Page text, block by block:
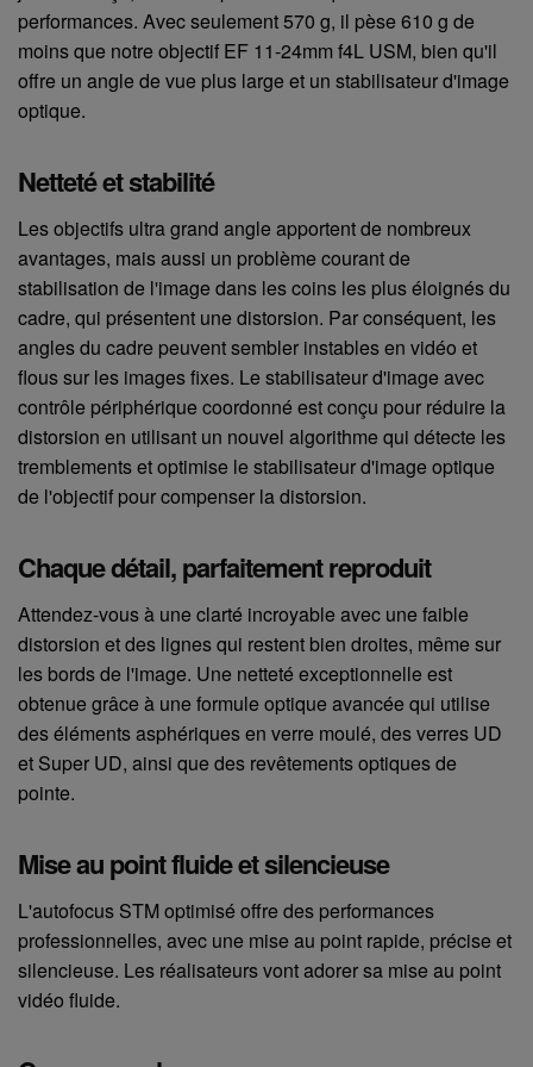
performances. Avec seulement 570 g, il pèse 610 g de
moins que notre objectif EF 11-24mm f4L USM, bien qu'il
offre un angle de vue plus large et un stabilisateur d'image
optique.
Netteté et stabilité
Les objectifs ultra grand angle apportent de nombreux
avantages, mais aussi un problème courant de
stabilisation de l'image dans les coins les plus éloignés du
cadre, qui présentent une distorsion. Par conséquent, les
angles du cadre peuvent sembler instables en vidéo et
flous sur les images fixes. Le stabilisateur d'image avec
contrôle périphérique coordonné est conçu pour réduire la
distorsion en utilisant un nouvel algorithme qui détecte les
tremblements et optimise le stabilisateur d'image optique
de l'objectif pour compenser la distorsion.
Chaque détail, parfaitement reproduit
Attendez-vous à une clarté incroyable avec une faible
distorsion et des lignes qui restent bien droites, même sur
les bords de l'image. Une netteté exceptionnelle est
obtenue grâce à une formule optique avancée qui utilise
des éléments asphériques en verre moulé, des verres UD
et Super UD, ainsi que des revêtements optiques de
pointe.
Mise au point fluide et silencieuse
L'autofocus STM optimisé offre des performances
professionnelles, avec une mise au point rapide, précise et
silencieuse. Les réalisateurs vont adorer sa mise au point
vidéo fluide.